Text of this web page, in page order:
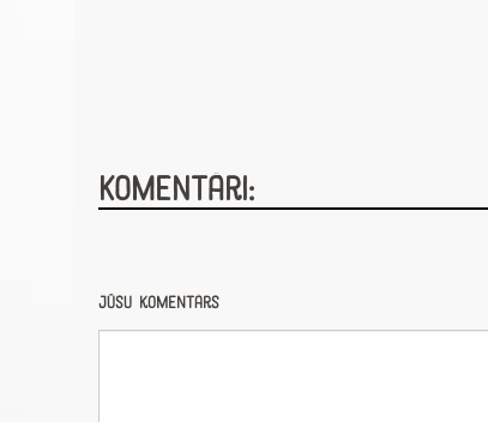
Komentāri:
Jūsu komentārs